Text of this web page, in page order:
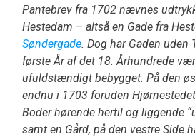
Pantebrev fra 1702 nævnes
Hestedam – altså en Gade fra
Søndergade. Dog har Gaden uden
første År af det 18. Århundrede
ufuldstændigt bebygget. På den
endnu i 1703 foruden
Boder hørende hertil og liggende
samt en Gård, på den vestre Side